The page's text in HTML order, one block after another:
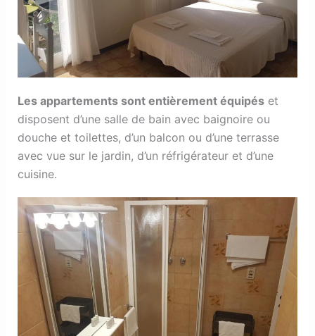
Les appartements sont entièrement équipéset
disposent d’une salle de bain avec baignoire ou
douche et toilettes, d’un balcon ou d’une terrasse
avec vue sur le jardin, d’un réfrigérateur et d’une
cuisine.